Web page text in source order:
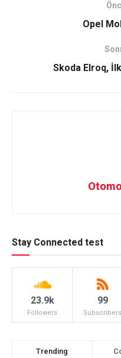
Opel
Skoda Elroq,
Stay Connected test
23.9k
Followers
99
Subscribers
Trending